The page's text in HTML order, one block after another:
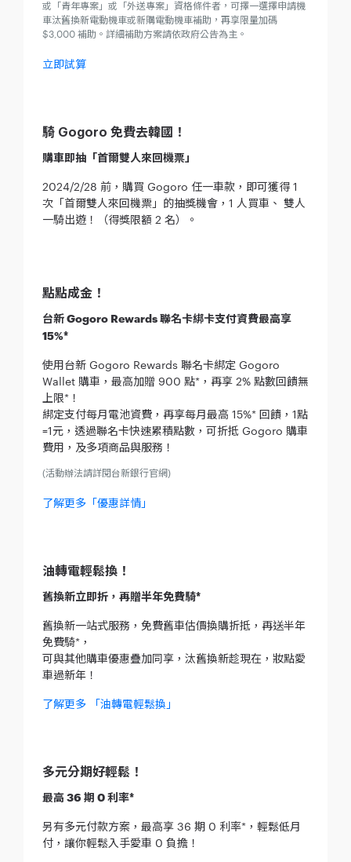
或「青年專案」或「外送專案」資格條件者，可擇一選擇申請機
車汰舊換新電動機車或新購電動機車補助，再享限量加碼
$3,000 補助。詳細補助方案請依政府公告為主。
立即試算
騎 Gogoro 免費去韓國！
購車即抽「首爾雙人來回機票」
2024/2/28 前，購買 Gogoro 任一車款，即可獲得 1
次「首爾雙人來回機票」的抽獎機會，1 人買車、 雙人
一騎出遊！（得獎限額 2 名）。
點點成金！
台新 Gogoro Rewards 聯名卡綁卡支付資費最高享
15%*
使用台新 Gogoro Rewards 聯名卡綁定 Gogoro
Wallet 購車，最高加贈 900 點*，再享 2% 點數回饋無
上限*！
綁定支付每月電池資費，再享每月最高 15%* 回饋，1點
=1元，透過聯名卡快速累積點數，可折抵 Gogoro 購車
費用，及多項商品與服務！
(活動辦法請詳閱台新銀行官網)
了解更多「優惠詳情」
油轉電輕鬆換！
舊換新立即折，再贈半年免費騎*
舊換新一站式服務，免費舊車估價換購折抵，再送半年
免費騎*，
可與其他購車優惠疊加同享，汰舊換新趁現在，妝點愛
車過新年！
了解更多 「油轉電輕鬆換」
多元分期好輕鬆！
最高 36 期 0 利率*
另有多元付款方案，最高享 36 期 0 利率*，輕鬆低月
付，讓你輕鬆入手愛車 0 負擔！